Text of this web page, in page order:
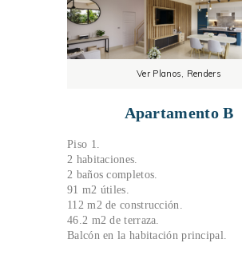
Ver Planos, Renders
Apartamento B
Piso 1.
2 habitaciones.
2 baños completos.
91 m2 útiles.
112 m2 de construcción.
46.2 m2 de terraza.
Balcón en la habitación principal.